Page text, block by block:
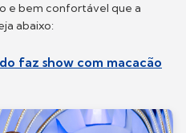
e bem confortável que a
abaixo:
faz show com macacão